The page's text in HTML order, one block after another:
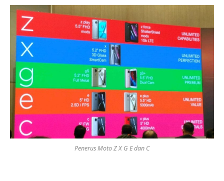
Penerus Moto Z X G E dan C